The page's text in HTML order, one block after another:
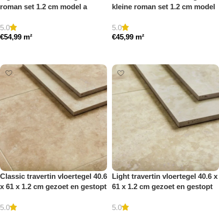
roman set 1.2 cm model a
5.0
€54,99 m²
kleine roman set 1.2 cm model
5.0
€45,99 m²
Classic travertin vloertegel 40.6
x 61 x 1.2 cm gezoet en gestopt
5.0
Light travertin vloertegel 40.6 x
61 x 1.2 cm gezoet en gestopt
5.0